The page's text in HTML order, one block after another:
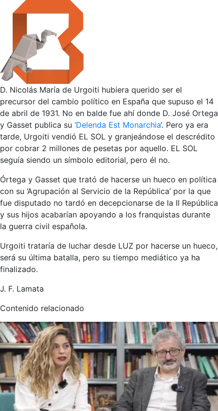
D. Nicolás María de Urgoiti hubiera querido ser el
precursor del cambio político en España que supuso el 14
de abril de 1931. No en balde fue ahí donde D. José Ortega
y Gasset publica su ‘Delenda Est Monarchia‘. Pero ya era
tarde, Urgoiti vendió EL SOL y granjeándose el descrédito
por cobrar 2 millones de pesetas por aquello. EL SOL
seguía siendo un símbolo editorial, pero él no.
Órtega y Gasset que trató de hacerse un hueco en política
con su ‘Agrupación al Servicio de la República’ por la que
fue disputado no tardó en decepcionarse de la II República
y sus hijos acabarían apoyando a los franquistas durante
la guerra civil española.
Urgoiti trataría de luchar desde LUZ por hacerse un hueco,
será su última batalla, pero su tiempo mediático ya ha
finalizado.
J. F. Lamata
Contenido relacionado